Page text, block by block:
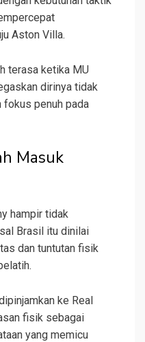
Aston Villa.
terasa ketika MU
dirinya tidak
fokus penuh pada
Masuk
hampir tidak
Brasil itu dinilai
dan tuntutan fisik
ke Real
fisik sebagai
yang memicu